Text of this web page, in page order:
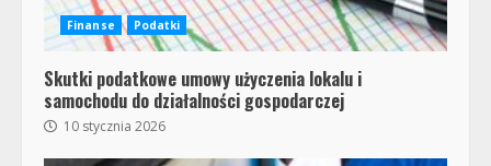
Finanse Podatki
Skutki podatkowe umowy użyczenia lokalu i
samochodu do działalności gospodarczej
10 stycznia 2026